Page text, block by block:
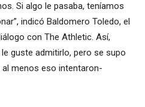
Si algo le pasaba, teníamos
indicó Baldomero Toledo, el
con The Athletic. Así,
guste admitirlo, pero se supo
al menos eso intentaron-